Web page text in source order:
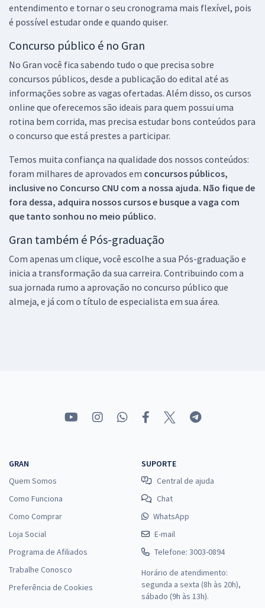
entendimento e tornar o seu cronograma mais flexível, pois
é possível estudar onde e quando quiser.
Concurso público é no Gran
No Gran você fica sabendo tudo o que precisa sobre
concursos públicos, desde a publicação do edital até as
informações sobre as vagas ofertadas. Além disso, os cursos
online que oferecemos são ideais para quem possui uma
rotina bem corrida, mas precisa estudar bons conteúdos para
o concurso que está prestes a participar.
Temos muita confiança na qualidade dos nossos conteúdos:
foram milhares de aprovados em concursos públicos,
inclusive no Concurso CNU com a nossa ajuda. Não fique de
fora dessa, adquira nossos cursos e busque a vaga com
que tanto sonhou no meio público.
Gran também é Pós-graduação
Com apenas um clique, você escolhe a sua Pós-graduação e
inicia a transformação da sua carreira. Contribuindo com a
sua jornada rumo a aprovação no concurso público que
almeja, e já com o título de especialista em sua área.
GRAN
Quem Somos
Como Funciona
Como Comprar
Loja Social
Programa de Afiliados
Trabalhe Conosco
Preferência de Cookies
SUPORTE
Central de ajuda
Chat
WhatsApp
E-mail
Telefone: 3003-0894
Horário de atendimento:
segunda a sexta (8h às 20h),
sábado (9h às 13h).